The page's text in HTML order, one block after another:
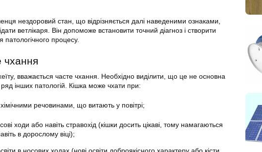
нездоровий стан, що відрізняється далі наведеними ознаками,
ветлікаря. Він допоможе встановити точний діагноз і створити
патологічного процесу.
чхання
вважається часте чхання. Необхідно виділити, що це не основна
інших патологій. Кішка може чхати при:
хімічними речовинами, що витають у повітрі;
ходи або навіть стравохід (кішки досить цікаві, тому намагаються
в дорослому віці);